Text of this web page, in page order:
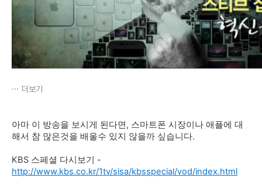
더보기
아마 이 방송을 보시게 된다면, 스마트폰 시장이나 애플에 대
해서 참 많은것을 배울수 있지 않을까 싶습니다.
KBS 스페셜 다시보기 -
http://www.kbs.co.kr/1tv/sisa/kbsspecial/vod/index.html